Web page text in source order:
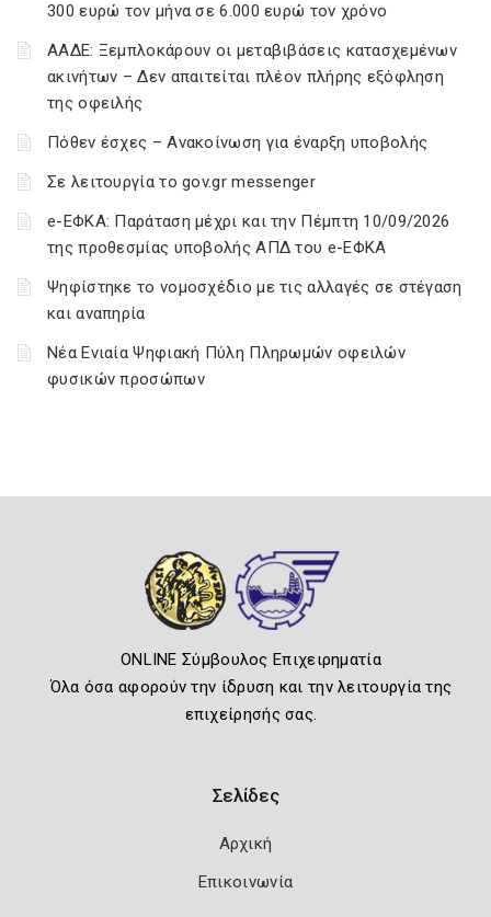
300 ευρώ τον μήνα σε 6.000 ευρώ τον χρόνο
ΑΑΔΕ: Ξεμπλοκάρουν οι μεταβιβάσεις κατασχεμένων
ακινήτων – Δεν απαιτείται πλέον πλήρης εξόφληση
της οφειλής
Πόθεν έσχες – Ανακοίνωση για έναρξη υποβολής
Σε λειτουργία το gov.gr messenger
e-ΕΦΚΑ: Παράταση μέχρι και την Πέμπτη 10/09/2026
της προθεσμίας υποβολής ΑΠΔ του e-ΕΦΚΑ
Ψηφίστηκε το νομοσχέδιο με τις αλλαγές σε στέγαση
και αναπηρία
Νέα Ενιαία Ψηφιακή Πύλη Πληρωμών οφειλών
φυσικών προσώπων
ONLINE Σύμβουλος Επιχειρηματία
Όλα όσα αφορούν την ίδρυση και την λειτουργία της
επιχείρησής σας.
Σελίδες
Αρχική
Επικοινωνία